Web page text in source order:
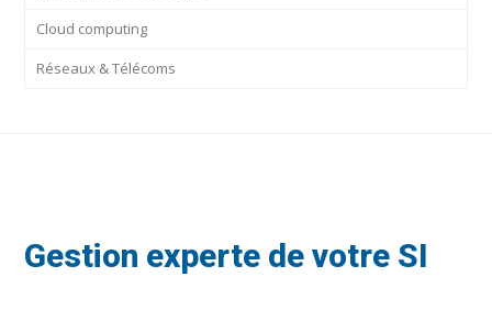
Cloud computing
Réseaux & Télécoms
Gestion experte de votre SI